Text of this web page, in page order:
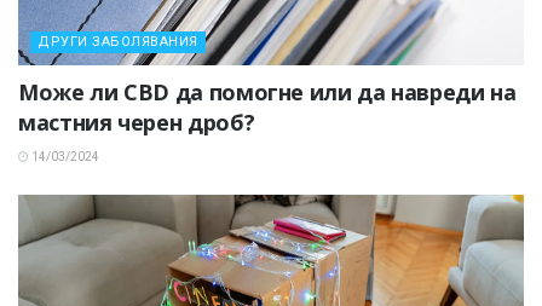
ДРУГИ ЗАБОЛЯВАНИЯ
Може ли CBD да помогне или да навреди на
мастния черен дроб?
14/03/2024